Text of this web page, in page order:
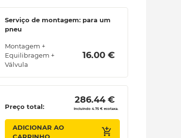
Serviço de montagem: para um
pneu
Montagem +
Equilibragem +
Válvula
16.00 €
Preço total:
286.44 €
Incluindo 4.75 € ecotaxa.
ADICIONAR AO